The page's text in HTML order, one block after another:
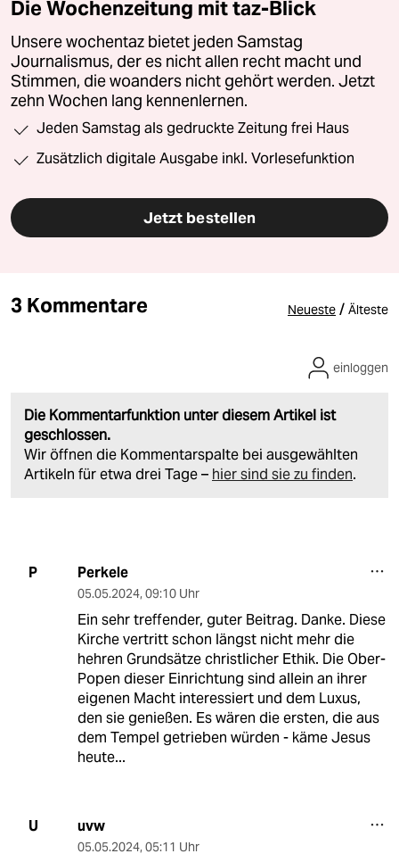
Die Wochenzeitung mit taz-Blick
Unsere wochentaz bietet jeden Samstag
Journalismus, der es nicht allen recht macht und
Stimmen, die woanders nicht gehört werden. Jetzt
zehn Wochen lang kennenlernen.
Jeden Samstag als gedruckte Zeitung frei Haus
Zusätzlich digitale Ausgabe inkl. Vorlesefunktion
Jetzt bestellen
3 Kommentare Neueste / Älteste
Die Kommentarfunktion unter diesem Artikel ist
geschlossen.
Wir öffnen die Kommentarspalte bei ausgewählten
Artikeln für etwa drei Tage – hier sind sie zu finden.
einloggen
P Perkele
05.05.2024, 09:10 Uhr
Ein sehr treffender, guter Beitrag. Danke. Diese
Kirche vertritt schon längst nicht mehr die
hehren Grundsätze christlicher Ethik. Die Ober-
Popen dieser Einrichtung sind allein an ihrer
eigenen Macht interessiert und dem Luxus,
den sie genießen. Es wären die ersten, die aus
dem Tempel getrieben würden - käme Jesus
heute...
U uvw
05.05.2024, 05:11 Uhr